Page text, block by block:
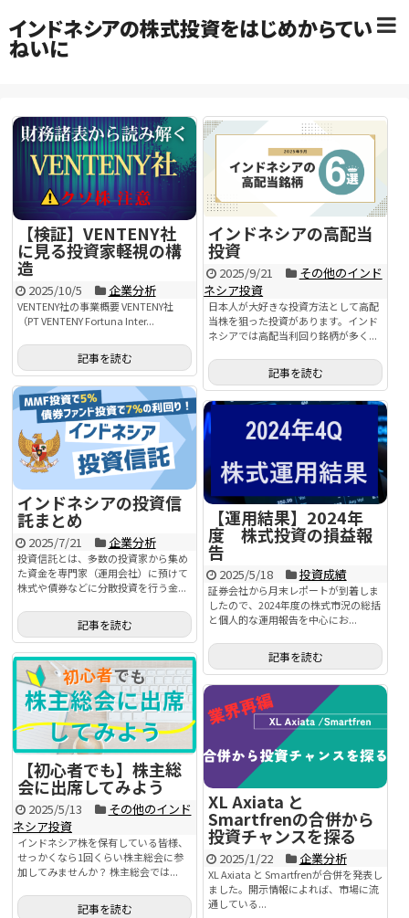
インドネシアの株式投資をはじめからてい
ねいに
【検証】VENTENY社
に見る投資家軽視の構
造
2025/10/5 企業分析
VENTENY社の事業概要 VENTENY社
（PT VENTENY Fortuna Inter...
記事を読む
インドネシアの高配当
投資
2025/9/21
その他のインド
ネシア投資
日本人が大好きな投資方法として高配
当株を狙った投資があります。インド
ネシアでは高配当利回り銘柄が多く...
記事を読む
インドネシアの投資信
託まとめ
2025/7/21 企業分析
投資信託とは、多数の投資家から集め
た資金を専門家（運用会社）に預けて
株式や債券などに分散投資を行う金...
記事を読む
【運用結果】2024年
度 株式投資の損益報
告
2025/5/18 投資成績
証券会社から月末レポートが到着しま
したので、2024年度の株式市況の総括
と個人的な運用報告を中心にお...
記事を読む
【初心者でも】株主総
会に出席してみよう
2025/5/13
その他のインド
ネシア投資
インドネシア株を保有している皆様、
せっかくなら1回くらい株主総会に参
加してみませんか？ 株主総会では...
記事を読む
XL Axiata と
Smartfrenの合併から
投資チャンスを探る
2025/1/22 企業分析
XL Axiata と Smartfrenが合併を発表し
ました。開示情報によれば、市場に流
通している...